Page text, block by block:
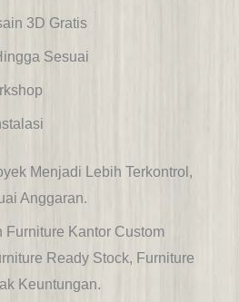
3D Gratis
Sesuai
Menjadi Lebih Terkontrol,
Anggaran.
Furniture Kantor Custom
Ready Stock, Furniture
Keuntungan.